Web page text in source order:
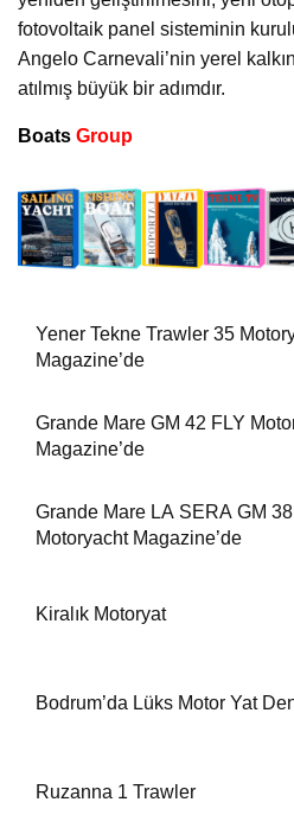
fotovoltaik panel sisteminin
Angelo Carnevali’nin yerel
atılmış büyük bir adımdır.
Boats Group
Yener Tekne Trawler 35
Magazine’de
Grande Mare GM 42 FLY
Magazine’de
Grande Mare LA SERA GM 38
Motoryacht Magazine’de
Kiralık Motoryat
Bodrum’da Lüks Motor Yat
Ruzanna 1 Trawler